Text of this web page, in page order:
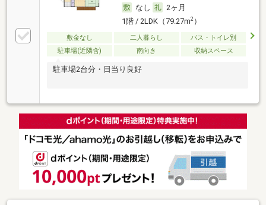
なし
2ヶ月
1階 / 2LDK（79.27m2）
敷金なし 二人暮らし
バス・トイレ別
駐車場(近隣含)
南向き 収納スペース
駐車場2台分・日当り良好